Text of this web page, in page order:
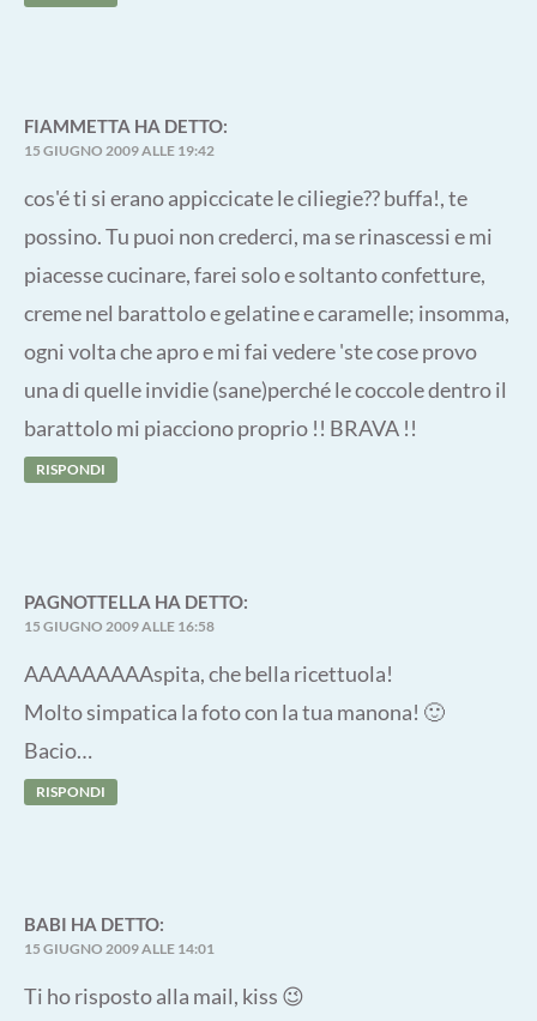
FIAMMETTA HA DETTO:
15 GIUGNO 2009 ALLE 19:42
cos'é ti si erano appiccicate le ciliegie?? buffa!, te
possino. Tu puoi non crederci, ma se rinascessi e mi
piacesse cucinare, farei solo e soltanto confetture,
creme nel barattolo e gelatine e caramelle; insomma,
ogni volta che apro e mi fai vedere 'ste cose provo
una di quelle invidie (sane)perché le coccole dentro il
barattolo mi piacciono proprio !! BRAVA !!
RISPONDI
PAGNOTTELLA HA DETTO:
15 GIUGNO 2009 ALLE 16:58
AAAAAAAAAspita, che bella ricettuola!
Molto simpatica la foto con la tua manona! 🙂
Bacio…
RISPONDI
BABI HA DETTO:
15 GIUGNO 2009 ALLE 14:01
Ti ho risposto alla mail, kiss 😉